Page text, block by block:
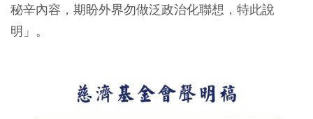
秘辛內容，期盼外界勿做泛政治化聯想，特此說
明」。